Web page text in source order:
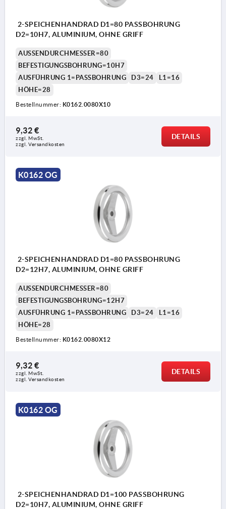
2-SPEICHENHANDRAD D1=80 PASSBOHRUNG
D2=10H7, ALUMINIUM, OHNE GRIFF
AUSSENDURCHMESSER=80
BEFESTIGUNGSBOHRUNG=10H7
AUSFÜHRUNG 1=PASSBOHRUNG
D3=24
L1=16
HÖHE=28
Bestellnummer: K0162.0080X10
9,32 €
zzgl. MwSt.
zzgl. Versandkosten
DETAILS
K0162 OG
2-SPEICHENHANDRAD D1=80 PASSBOHRUNG
D2=12H7, ALUMINIUM, OHNE GRIFF
AUSSENDURCHMESSER=80
BEFESTIGUNGSBOHRUNG=12H7
AUSFÜHRUNG 1=PASSBOHRUNG
D3=24
L1=16
HÖHE=28
Bestellnummer: K0162.0080X12
9,32 €
zzgl. MwSt.
zzgl. Versandkosten
DETAILS
K0162 OG
2-SPEICHENHANDRAD D1=100 PASSBOHRUNG
D2=10H7, ALUMINIUM, OHNE GRIFF